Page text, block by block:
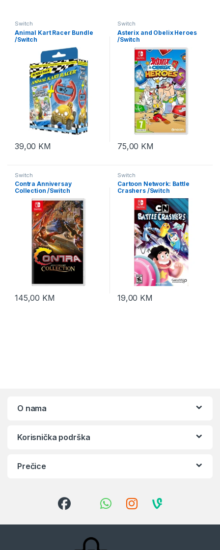
Switch
Animal Kart Racer Bundle
/Switch
39,00 KM
Switch
Asterix and Obelix Heroes
/Switch
75,00 KM
Switch
Contra Anniversay
Collection /Switch
145,00 KM
Switch
Cartoon Network: Battle
Crashers /Switch
19,00 KM
O nama
Korisnička podrška
Prečice